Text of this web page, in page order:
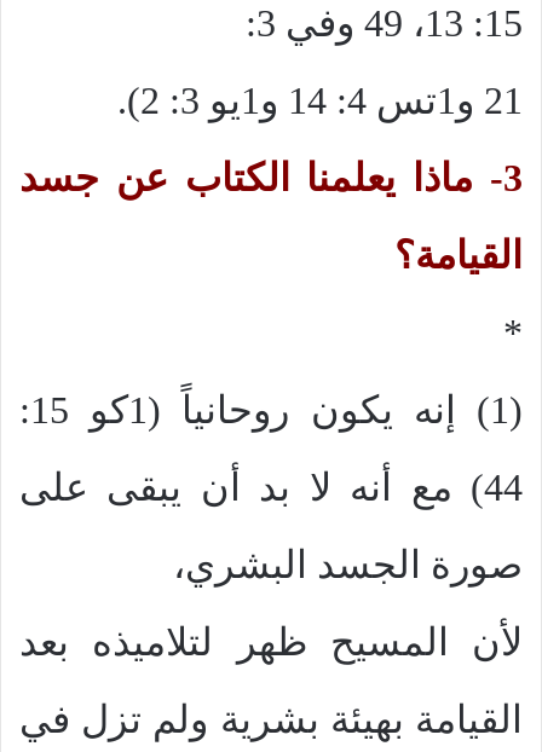
15: 13، 49 وفي 3:
21 و1تس 4: 14 و1يو 3: 2).
3- ماذا يعلمنا الكتاب عن جسد
القيامة؟
*
(1) إنه يكون روحانياً (1كو 15:
44) مع أنه لا بد أن يبقى على
صورة الجسد البشري،
لأن المسيح ظهر لتلاميذه بعد
القيامة بهيئة بشرية ولم تزل في